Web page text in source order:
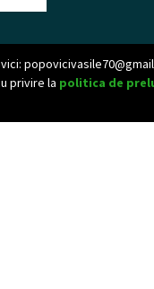
privire la politica de